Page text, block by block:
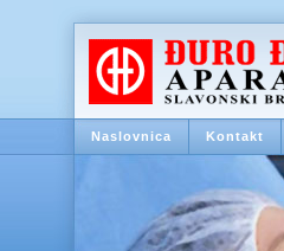
Naslovnica Kontakt